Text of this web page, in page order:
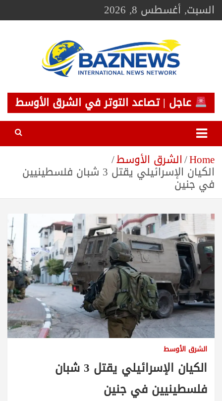
Skip
toالسبت, أغسطس 8, 2026
BAZNEWS
شبكة باز الإخبارية
عاجل | تصاعد التوتر في الشرق الأوسط
Home الشرق الأوسط
الكيان الإسرائيلي يقتل 3 شبان فلسطينيين
في جنين
الشرق الأوسط
الكيان الإسرائيلي يقتل 3 شبان
فلسطينيين في جنين